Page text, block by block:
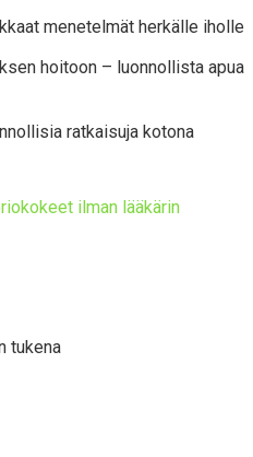
menetelmät herkälle iholle
hoitoon – luonnollista apua
ratkaisuja kotona
ilman lääkärin
tukena